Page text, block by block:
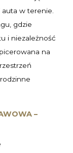
w terenie.
gdzie
i niezależność
na
–